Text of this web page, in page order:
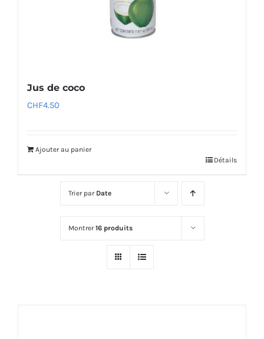
Jus de coco
CHF4.50
Ajouter au panier
Détails
Trier par Date
Montrer16 produits